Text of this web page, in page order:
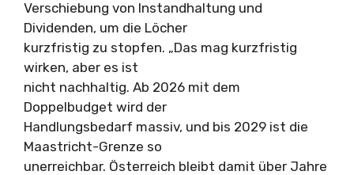
Verschiebung von Instandhaltung und
Dividenden, um die Löcher
kurzfristig zu stopfen. „Das mag kurzfristig
wirken, aber es ist
nicht nachhaltig. Ab 2026 mit dem
Doppelbudget wird der
Handlungsbedarf massiv, und bis 2029 ist die
Maastricht-Grenze so
unerreichbar. Österreich bleibt damit über Jahre